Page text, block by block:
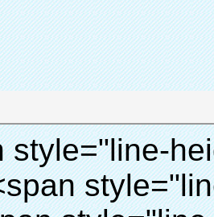
id="ali-anchor-AliPostDhMb-ur9dh" style="padding-top: 8px;" data-section-title="Product Description" data-section="AliPostDhMb-ur9dh"> <div id="ali-title-AliPostDhMb-ur9dh" style="padding: 8px 0px; border-bottom-style: solid;"> <span style="background-color: #ddd; color: #333; font-weight: bold; padding: 8px 10px; line-height: 12px;"> Descripción del producto </span> </div> <div style="padding: 10px 0px;"><p>&nbsp;<img src="http://i03.i.aliimg.com/simg/single/icon/placeholder_100x100.png" data-src="http://g01.s.alicdn.com/kf/HTB1QRdpIVXXXXbbXVXXq6xXFXXXM/200852200/HTB1QRdpIVXXXXbbXVXXq6xXFXXXM.jpg" data-alt="Quen tecnología avanzada de alta calidad de moda de los bolos de zapatos cubre para dispensador para bienes raíces" width="700" ori-width="700" ori-height="967" /> <noscript><img src="http://g01.s.alicdn.com/kf/HTB1QRdpIVXXXXbbXVXXq6xXFXXXM/200852200/HTB1QRdpIVXXXXbbXVXXq6xXFXXXM.jpg" alt="Quen tecnología avanzada de alta calidad de moda de los bolos de zapatos cubre para dispensador para bienes raíces" width="700" ori-width="700" ori-height="967"></noscript> </p></div> </div> <p>&nbsp;</p> <p>&nbsp;</p> <p><img src="http://i03.i.aliimg.com/simg/single/icon/placeholder_100x100.png" data-src="http://g01.s.alicdn.com/kf/HTB1cdlsIVXXXXcmXpXXq6xXFXXXe/200852200/HTB1cdlsIVXXXXcmXpXXq6xXFXXXe.jpg" data-alt="Quen tecnología avanzada de alta calidad de moda de los bolos de zapatos cubre para dispensador para bienes raíces" width="700" ori-width="700" ori-height="564" /> <noscript><img src="http://g01.s.alicdn.com/kf/HTB1cdlsIVXXXXcmXpXXq6xXFXXXe/200852200/HTB1cdlsIVXXXXcmXpXXq6xXFXXXe.jpg" alt="Quen tecnología avanzada de alta calidad de moda de los bolos de zapatos cubre para dispensador para bienes raíces" width="700" ori-width="700" ori-height="564"></noscript> </p> <p>&nbsp;</p> <p>&nbsp;</p> <div id="ali-anchor-AliPostDhMb-kqf20" style="padding-top: 8px;" data-section-title="Product Advantages" data-section="AliPostDhMb-kqf20"> <div id="ali-title-AliPostDhMb-kqf20" style="padding: 8px 0px; border-bottom-style: solid;"> <span style="background-color: #ddd; color: #333; font-weight: bold; padding: 8px 10px; line-height: 12px;"> Ventajas del producto </span> </div> <div style="padding: 10px 0px;"> <p>&nbsp;</p> <table class="aliDataTable" style="width: 600px; height: 436px;"><tbody> <tr style="height: 34.35pt;" align="left"><td style="width: 598pt;"